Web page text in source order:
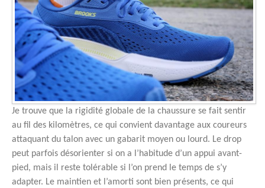
Je trouve que la rigidité globale de la chaussure se fait sentir
au fil des kilomètres, ce qui convient davantage aux coureurs
attaquant du talon avec un gabarit moyen ou lourd. Le drop
peut parfois désorienter si on a l’habitude d’un appui avant-
pied, mais il reste tolérable si l’on prend le temps de s’y
adapter. Le maintien et l’amorti sont bien présents, ce qui